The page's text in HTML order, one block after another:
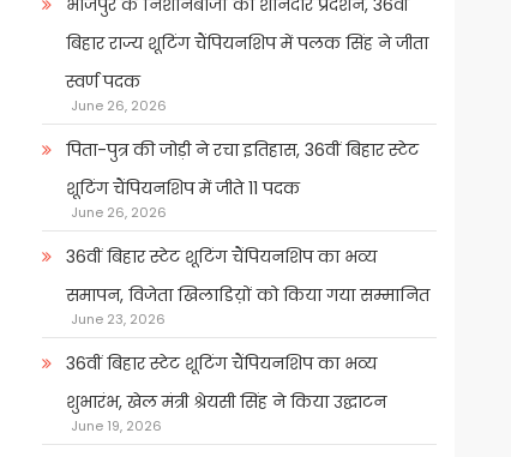
भोजपुर के निशानेबाजों का शानदार प्रदर्शन, 36वीं
बिहार राज्य शूटिंग चैंपियनशिप में पलक सिंह ने जीता
स्वर्ण पदक
June 26, 2026
पिता-पुत्र की जोड़ी ने रचा इतिहास, 36वीं बिहार स्टेट
शूटिंग चैंपियनशिप में जीते 11 पदक
June 26, 2026
36वीं बिहार स्टेट शूटिंग चैंपियनशिप का भव्य
समापन, विजेता खिलाडिय़ों को किया गया सम्मानित
June 23, 2026
36वीं बिहार स्टेट शूटिंग चैंपियनशिप का भव्य
शुभारंभ, खेल मंत्री श्रेयसी सिंह ने किया उद्घाटन
June 19, 2026